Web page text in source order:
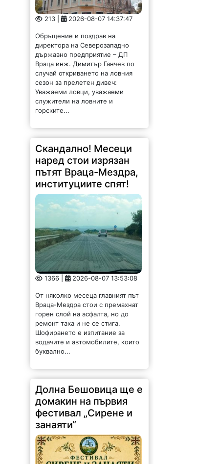
213 | 2026-08-07 14:37:47
Обръщение и поздрав на
директора на Северозападно
държавно предприятие – ДП
Враца инж. Димитър Ганчев по
случай откриването на ловния
сезон за прелетен дивеч:
Уважаеми ловци, уважаеми
служители на ловните и
горските...
Скандално! Месеци
наред стои изрязан
пътят Враца-Мездра,
институциите спят!
1366 | 2026-08-07 13:53:08
От няколко месеца главният път
Враца-Мездра стои с премахнат
горен слой на асфалта, но до
ремонт така и не се стига.
Шофирането е изпитание за
водачите и автомобилите, които
буквално...
Долна Бешовица ще е
домакин на първия
фестивал „Сирене и
занаяти“